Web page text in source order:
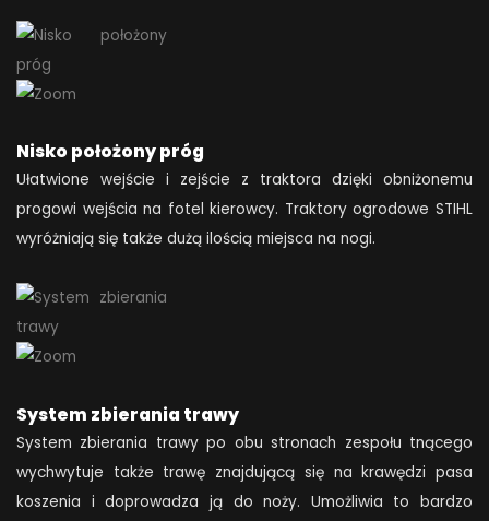
Nisko położony próg
Ułatwione wejście i zejście z traktora dzięki obniżonemu
progowi wejścia na fotel kierowcy. Traktory ogrodowe STIHL
wyróżniają się także dużą ilością miejsca na nogi.
System zbierania trawy
System zbierania trawy po obu stronach zespołu tnącego
wychwytuje także trawę znajdującą się na krawędzi pasa
koszenia i doprowadza ją do noży. Umożliwia to bardzo